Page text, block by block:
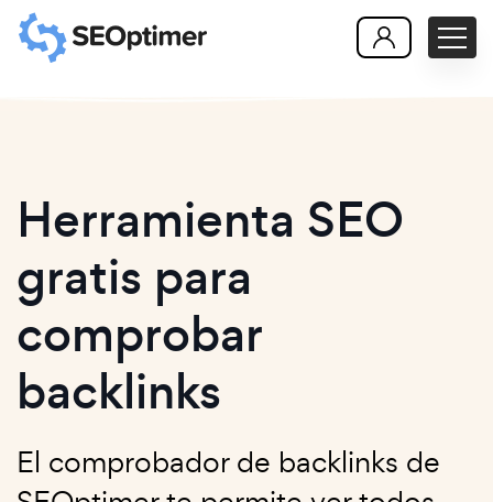
Herramienta SEO
gratis para
comprobar
backlinks
El comprobador de backlinks de